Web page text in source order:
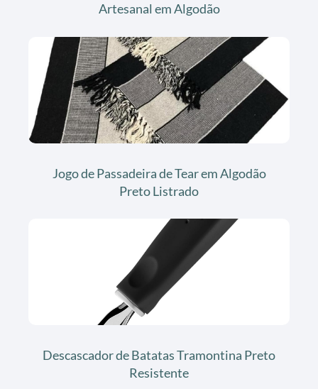
Artesanal em Algodão
Jogo de Passadeira de Tear em Algodão
Preto Listrado
Descascador de Batatas Tramontina Preto
Resistente